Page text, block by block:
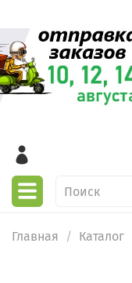
Главная Каталог